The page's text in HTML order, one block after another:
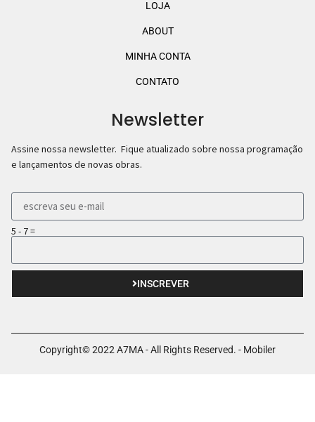
LOJA
ABOUT
MINHA CONTA
CONTATO
Newsletter
Assine nossa newsletter. Fique atualizado sobre nossa programação
e lançamentos de novas obras.
5 - 7 =
INSCREVER
Copyright© 2022 A7MA - All Rights Reserved. - Mobiler